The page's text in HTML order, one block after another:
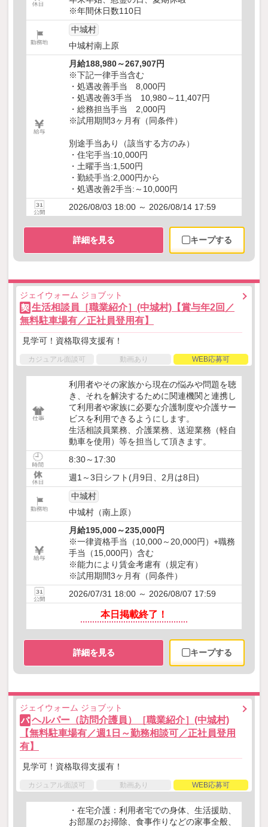
※年間休日数110日
中城村
中城村南上原
月給188,980～267,907円
※下記一律手当含む
・処遇改善手当 8,000円
・処遇改善3手当 10,980～11,407円
・総務担当手当 2,000円
※試用期間3ヶ月有（同条件）
別途手当あり（該当する方のみ）
・住宅手当:10,000円
・土曜手当:1,500円
・勤続手当:2,000円から
・処遇改善2手当:～10,000円
2026/08/03 18:00 ～ 2026/08/14 17:59
詳細を見る キープする
ジェイウォーム ジョブット
契 生活相談員［職業紹介］(中城村)【賞与年2回／
無料駐車場有／正社員登用有】
見学可！資格取得支援有！
カジュアル面談可 動画あり WEB応募可
利用者やその家族から現在の悩みや問題を聴
き、それを解決するために関連機関と連携し
て利用者や家族に必要な介護制度や介護サー
ビスを利用できるようにします。
生活相談員業務、介護業務、送迎業務（軽自
動車を使用）等を担当して頂きます。
8:30～17:30
週1～3日シフト(月9日、2月は8日)
中城村
中城村（南上原）
月給195,000～235,000円
※一律資格手当（10,000～20,000円）+職務
手当（15,000円）含む
※能力により賃金考慮有（規定有）
※試用期間3ヶ月有（同条件）
2026/07/31 18:00 ～ 2026/08/07 17:59
本日掲載終了！
詳細を見る キープする
ジェイウォーム ジョブット
パ ヘルパー（訪問介護員）［職業紹介］(中城村)
【無料駐車場有／週1日～勤務相談可／正社員登用
有】
見学可！資格取得支援有！
カジュアル面談可 動画あり WEB応募可
・在宅介護：利用者宅での身体、生活援助、
お部屋のお掃除、食事作りなどの家事全般、